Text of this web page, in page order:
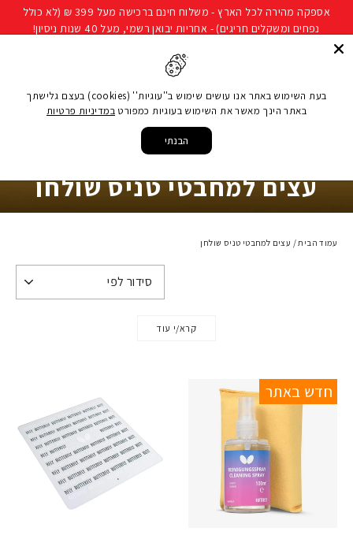
להמשך
אספקה מהירה לכל הארץ - משלוח חינם ברכישה מעל 399 ₪ (לא כולל
נפחים ומשקלים חריגים) - אחריות יבואן רשמי, מעל 40 שנות ניסיון!
עצים למחבטי טניס שולחן
עמוד הבית/ עצים למחבטי טניס שולחן
קרא/י עוד
המשחק שלך! קלים, חזקים ומדויקים, העצים שלנו מעניקים
שליטה מושלמת וביצועים מעולים!
חדש באתר
בעת השימוש באתר אנו עושים שימוש ב''עוגיות'' (cookies) בעצם גלישתך
באתר הינך מאשר את השימוש בעוגיות כמפורט במדיניות פרטיות
הבנתי